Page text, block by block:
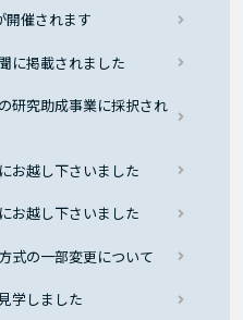
開催されます
に掲載されました
研究助成事業に採択され
お越し下さいました
お越し下さいました
式の一部変更について
学しました